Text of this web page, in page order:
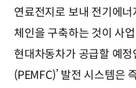
연료전지로 보내 전기에
체인을 구축하는 것이 사
현대차동차가 공급할 예정
(PEMFC)’ 발전 시스템은